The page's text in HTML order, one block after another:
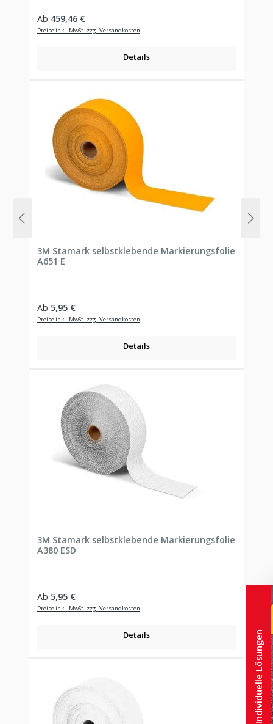
Regulärer Preis:
Ab 459,46 €
Preise inkl. MwSt. zzgl Versandkosten
Details
3M Stamark selbstklebende Markierungsfolie
A651 E
Regulärer Preis:
Ab 5,95 €
Preise inkl. MwSt. zzgl Versandkosten
Details
3M Stamark selbstklebende Markierungsfolie
A380 ESD
Regulärer Preis:
Ab 5,95 €
Preise inkl. MwSt. zzgl Versandkosten
Details Individuelle Lösungen